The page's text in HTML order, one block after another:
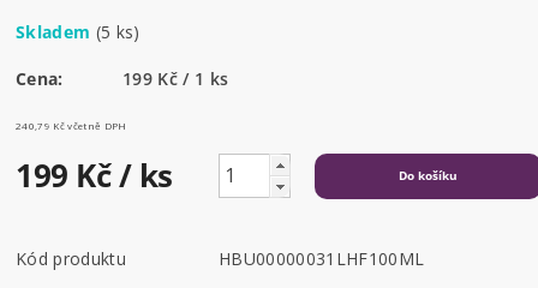
Skladem (5 ks)
Cena: 199 Kč / 1 ks
240,79 Kč včetně DPH
199 Kč/ ks
Kód produktu
HBU00000031LHF100ML